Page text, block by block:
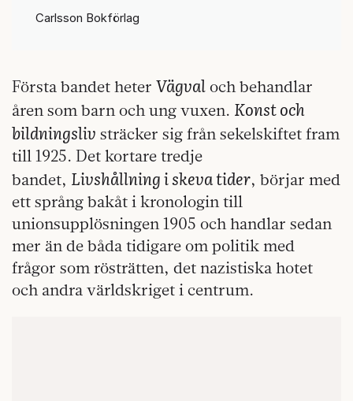
Carlsson Bokförlag
Första bandet heter Vägval och behandlar
åren som barn och ung vuxen. Konst och
bildningsliv sträcker sig från sekelskiftet fram
till 1925. Det kortare tredje
bandet, Livshållning i skeva tider, börjar med
ett språng bakåt i kronologin till
unionsupplösningen 1905 och handlar sedan
mer än de båda tidigare om politik med
frågor som rösträtten, det nazistiska hotet
och andra världskriget i centrum.